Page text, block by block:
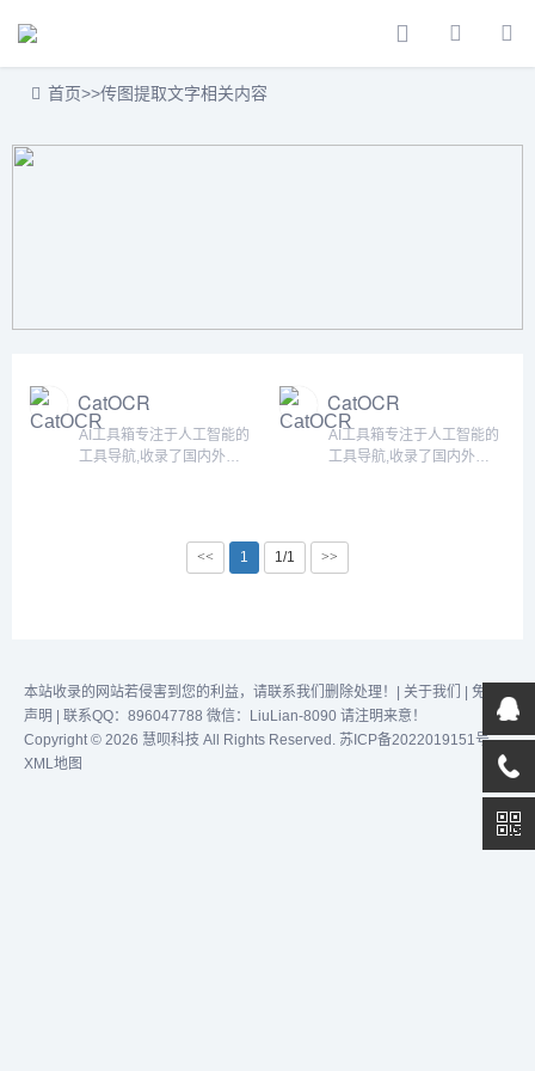
首页>>传图提取文字相关内容
CatOCR
AI工具箱专注于人工智能的
工具导航,收录了国内外
CatOCR
AI工具箱专注于人工智能的
工具导航,收录了国内外
效完成任务！...
<<
1 1/1 >>
本站收录的网站若侵害到您的利益，请联系我们删除处理！| 关于我们
免责
声明 | 联系QQ：896047788 微信：LiuLian-8090 请注明来意！
Copyright © 2026 慧呗科技 All Rights Reserved. 苏ICP备2022019151号
XML地图